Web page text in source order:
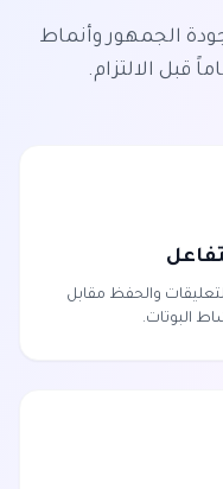
الجمهور وأنماط
قبل الالتزام.
والحفظ مقابل
البوتات.